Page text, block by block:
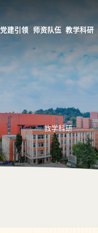
党建引领 师资队伍 教学科研
教学科研